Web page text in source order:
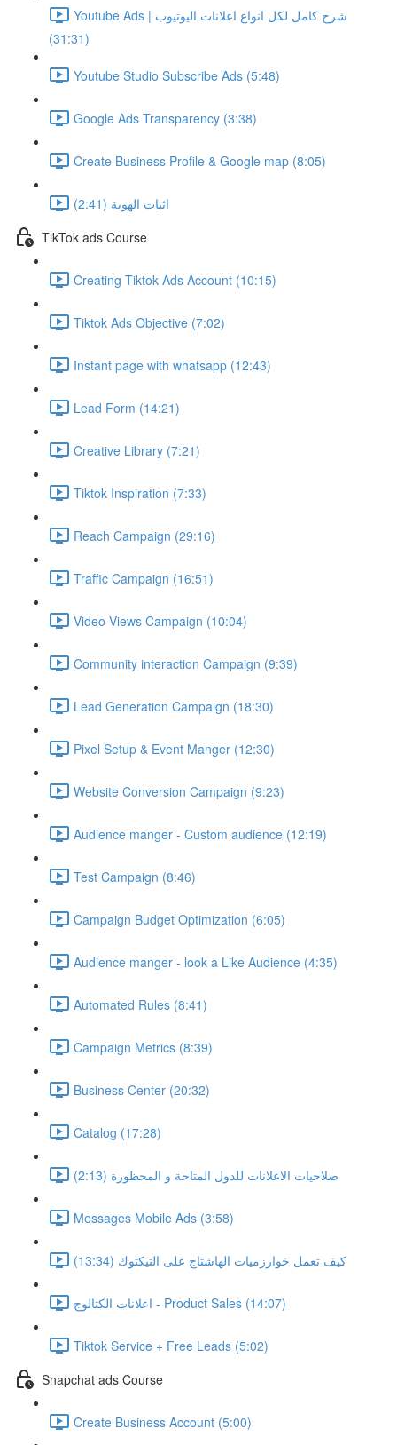
Youtube Ads | شرح كامل لكل انواع اعلانات اليوتيوب
(31:31)
Youtube Studio Subscribe Ads (5:48)
Google Ads Transparency (3:38)
Create Business Profile & Google map (8:05)
اثبات الهوية (2:41)
TikTok ads Course
Creating Tiktok Ads Account (10:15)
Tiktok Ads Objective (7:02)
Instant page with whatsapp (12:43)
Lead Form (14:21)
Creative Library (7:21)
Tiktok Inspiration (7:33)
Reach Campaign (29:16)
Traffic Campaign (16:51)
Video Views Campaign (10:04)
Community interaction Campaign (9:39)
Lead Generation Campaign (18:30)
Pixel Setup & Event Manger (12:30)
Website Conversion Campaign (9:23)
Audience manger - Custom audience (12:19)
Test Campaign (8:46)
Campaign Budget Optimization (6:05)
Audience manger - look a Like Audience (4:35)
Automated Rules (8:41)
Campaign Metrics (8:39)
Business Center (20:32)
Catalog (17:28)
صلاحيات الاعلانات للدول المتاحة و المحظورة (2:13)
Messages Mobile Ads (3:58)
كيف تعمل خوارزميات الهاشتاج على التيكتوك (13:34)
اعلانات الكتالوج - Product Sales (14:07)
Tiktok Service + Free Leads (5:02)
Snapchat ads Course
Create Business Account (5:00)